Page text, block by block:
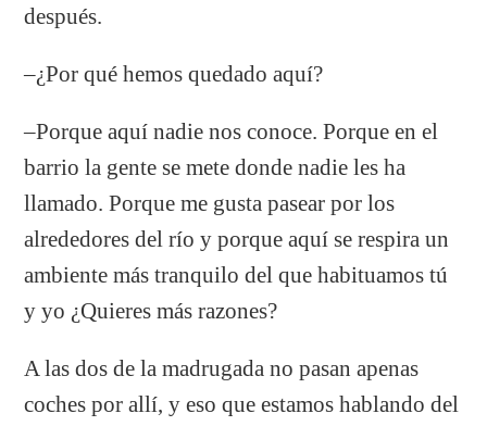
después.
–¿Por qué hemos quedado aquí?
–Porque aquí nadie nos conoce. Porque en el
barrio la gente se mete donde nadie les ha
llamado. Porque me gusta pasear por los
alrededores del río y porque aquí se respira un
ambiente más tranquilo del que habituamos tú
y yo ¿Quieres más razones?
A las dos de la madrugada no pasan apenas
coches por allí, y eso que estamos hablando del